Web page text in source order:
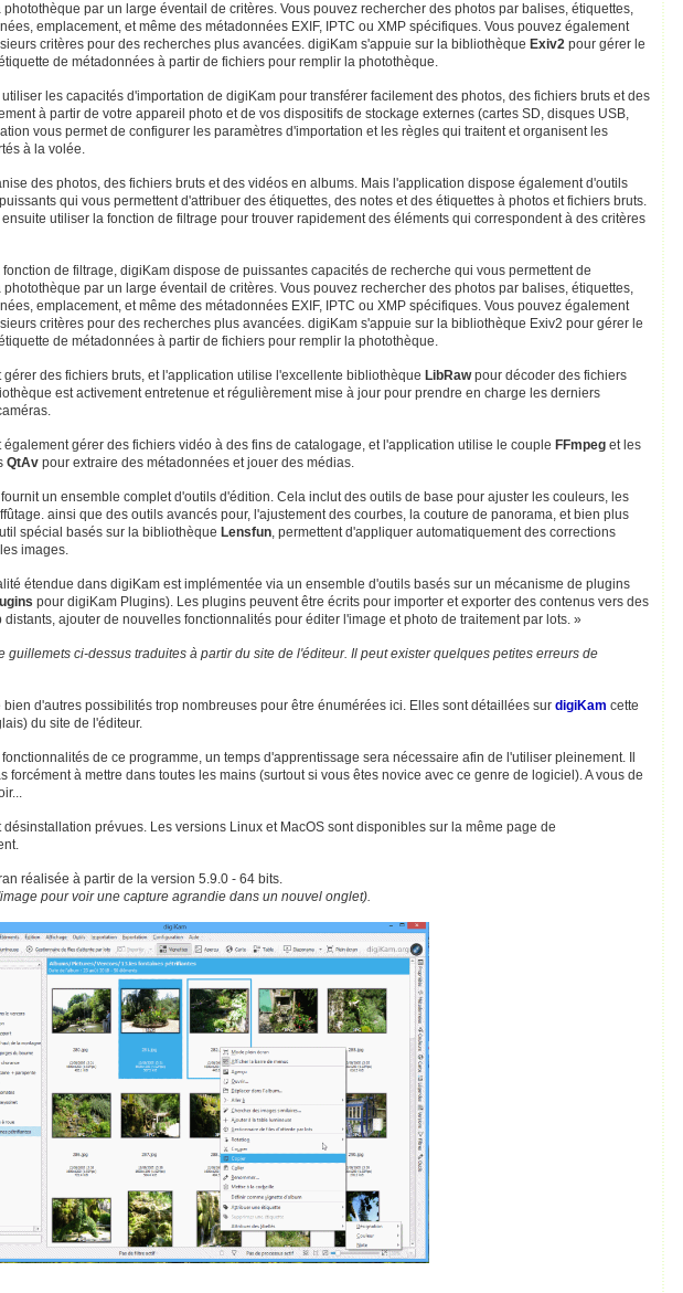
photothèque par un large éventail de critères. Vous pouvez rechercher des photos par balises, étiquettes,
emplacement, et même des métadonnées EXIF, IPTC ou XMP spécifiques. Vous pouvez également
critères pour des recherches plus avancées. digiKam s'appuie sur la bibliothèque Exiv2 pour gérer le
de métadonnées à partir de fichiers pour remplir la photothèque.
les capacités d'importation de digiKam pour transférer facilement des photos, des fichiers bruts et des
à partir de votre appareil photo et de vos dispositifs de stockage externes (cartes SD, disques USB,
vous permet de configurer les paramètres d'importation et les règles qui traitent et organisent les
à la volée.
des photos, des fichiers bruts et des vidéos en albums. Mais l'application dispose également d'outils
qui vous permettent d'attribuer des étiquettes, des notes et des étiquettes à photos et fichiers bruts.
utiliser la fonction de filtrage pour trouver rapidement des éléments qui correspondent à des critères
fonction de filtrage, digiKam dispose de puissantes capacités de recherche qui vous permettent de
photothèque par un large éventail de critères. Vous pouvez rechercher des photos par balises, étiquettes,
emplacement, et même des métadonnées EXIF, IPTC ou XMP spécifiques. Vous pouvez également
critères pour des recherches plus avancées. digiKam s'appuie sur la bibliothèque Exiv2 pour gérer le
de métadonnées à partir de fichiers pour remplir la photothèque.
gérer des fichiers bruts, et l'application utilise l'excellente bibliothèque LibRawpour décoder des fichiers
est activement entretenue et régulièrement mise à jour pour prendre en charge les derniers
également gérer des fichiers vidéo à des fins de catalogage, et l'application utilise le couple FFmpeg et les
QtAv pour extraire des métadonnées et jouer des médias.
un ensemble complet d'outils d'édition. Cela inclut des outils de base pour ajuster les couleurs, les
ainsi que des outils avancés pour, l'ajustement des courbes, la couture de panorama, et bien plus
spécial basés sur la bibliothèque Lensfun, permettent d'appliquer automatiquement des corrections
images.
étendue dans digiKam est implémentée via un ensemble d'outils basés sur un mécanisme de plugins
pour digiKam Plugins). Les plugins peuvent être écrits pour importer et exporter des contenus vers des
distants, ajouter de nouvelles fonctionnalités pour éditer l'image et photo de traitement par lots. »
guillemets ci-dessus traduites à partir du site de l'éditeur. Il peut exister quelques petites erreurs de
bien d'autres possibilités trop nombreuses pour être énumérées ici. Elles sont détaillées sur digiKam cette
du site de l'éditeur.
de ce programme, un temps d'apprentissage sera nécessaire afin de l'utiliser pleinement. Il
forcément à mettre dans toutes les mains (surtout si vous êtes novice avec ce genre de logiciel). A vous de
désinstallation prévues. Les versions Linux et MacOS sont disponibles sur la même page de
réalisée à partir de la version 5.9.0 - 64 bits.
pour voir une capture agrandie dans un nouvel onglet).